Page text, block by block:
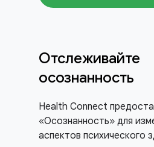
Отслеживайте
осознанность
Health Connect
«Осознанность» для
аспектов психического